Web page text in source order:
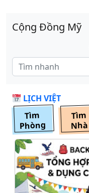
Cộng Đồng Mỹ
LỊCH VIỆT
Tìm
Phòng
Tìm
Nhà